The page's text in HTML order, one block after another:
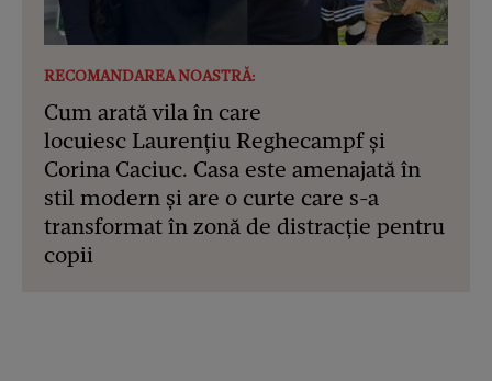
RECOMANDAREA NOASTRĂ:
Cum arată vila în care
locuiesc Laurențiu Reghecampf și
Corina Caciuc. Casa este amenajată în
stil modern și are o curte care s-a
transformat în zonă de distracție pentru
copii